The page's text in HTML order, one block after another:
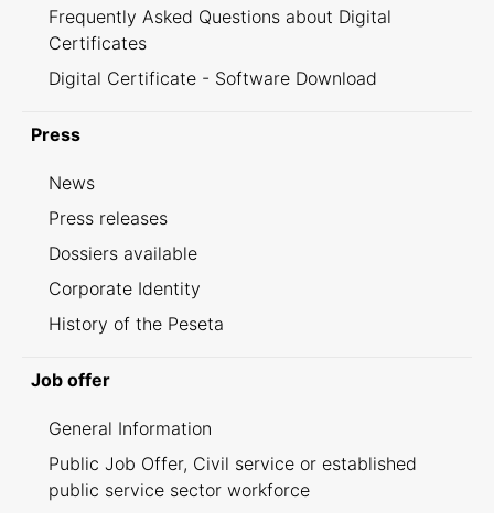
Frequently Asked Questions about Digital
Certificates
Digital Certificate - Software Download
Press
News
Press releases
Dossiers available
Corporate Identity
History of the Peseta
Job offer
General Information
Public Job Offer, Civil service or established
public service sector workforce